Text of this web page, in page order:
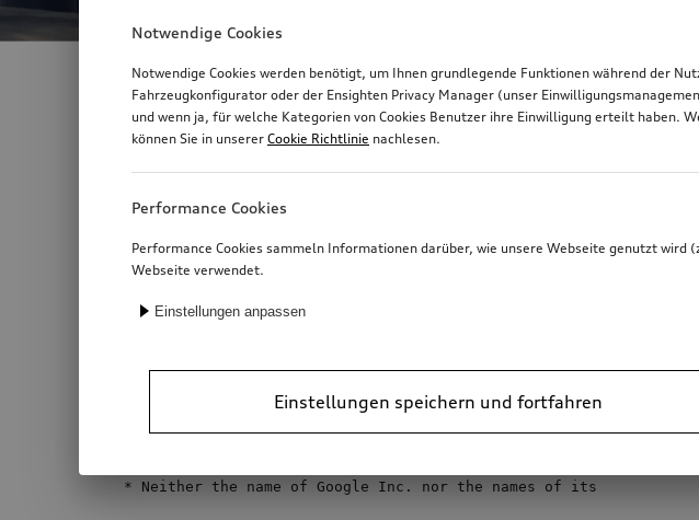
Text/HTML Teaser
License documentation for eShop
Redistribution and use in source and binary forms, with or without
* Redistributions
* Redistributions in binary form must reproduce the above
* Neither the name of Google Inc. nor the names of its
Notwendige Cookies
Notwendige Cookies werden benötigt, um Ihnen grundlegende Funktionen während der
Fahrzeugkonfigurator oder der Ensighten Privacy Manager (unser
und wenn ja, für welche Kategorien von Cookies Benutzer ihre Einwilligung erteilt haben.
können Sie in unserer Cookie Richtlinie nachlesen.
Performance Cookies
Performance Cookies sammeln Informationen darüber, wie unsere Webseite genutzt wird
Webseite verwendet.
Einstellungen anpassen
Einstellungen speichern und fortfahren